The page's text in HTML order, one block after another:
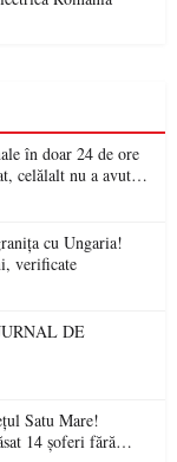
în doar 24 de ore
celălalt nu a avut
cu Ungaria!
verificate
DE
Satu Mare!
14 șoferi fără